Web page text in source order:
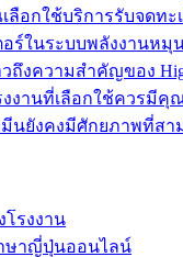
ลือกใช้บริการรับจดทะ
อร์ในระบบพลังงานหมุ
ถึงความสำคัญของ
งงานที่เลือกใช้ควรมี
มีนยังคงมีศักยภาพที่สา
โรงงาน
ษาญี่ปุ่นออนไลน์